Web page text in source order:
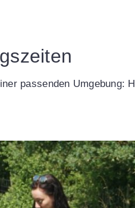
passenden Umgebung: